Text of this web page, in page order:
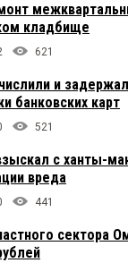
кладбище
621
и
банковских карт
521
с ханты-
вреда
441
сектора